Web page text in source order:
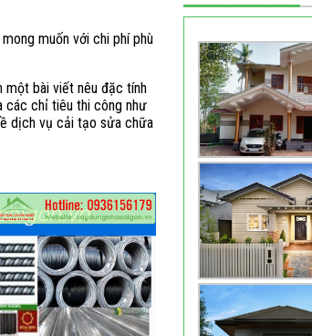
muốn với chi phí phù
một bài viết nêu đặc tính
chỉ tiêu thi công như
dịch vụ cải tạo sửa chữa